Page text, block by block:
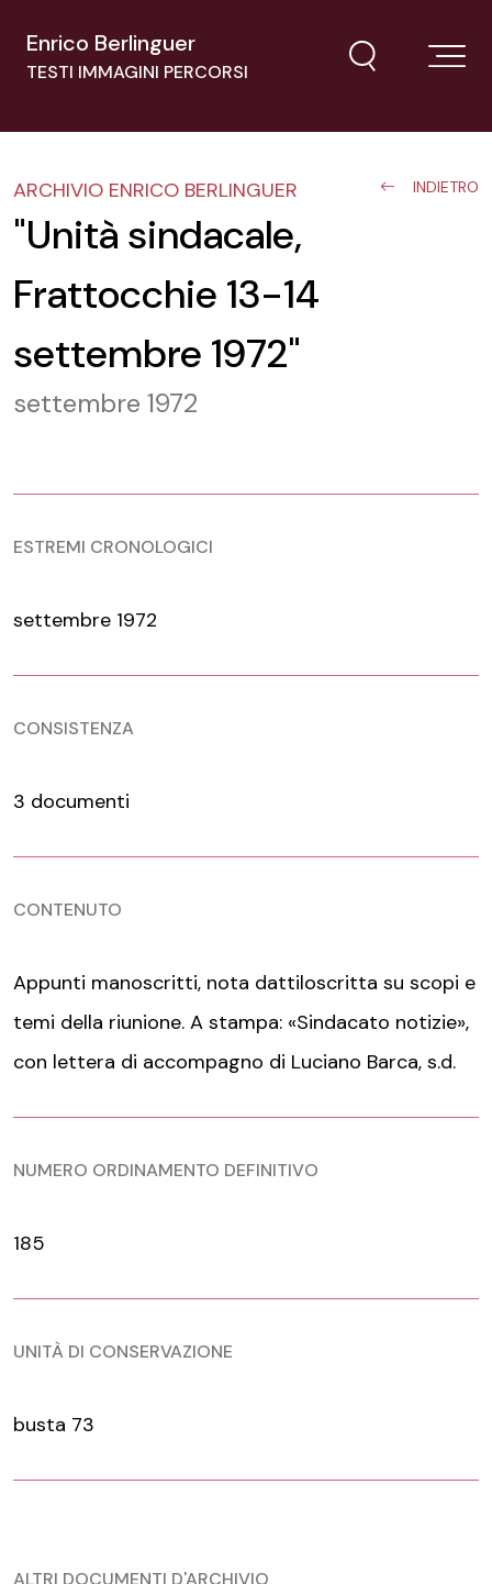
Enrico Berlinguer
TESTI IMMAGINI PERCORSI
ARCHIVIO ENRICO BERLINGUER INDIETRO
"Unità sindacale,
Frattocchie 13-14
settembre 1972"
settembre 1972
ESTREMI CRONOLOGICI
settembre 1972
CONSISTENZA
3 documenti
CONTENUTO
Appunti manoscritti, nota dattiloscritta su scopi e
temi della riunione. A stampa: «Sindacato notizie»,
con lettera di accompagno di Luciano Barca, s.d.
NUMERO ORDINAMENTO DEFINITIVO
185
UNITÀ DI CONSERVAZIONE
busta 73
ALTRI DOCUMENTI D'ARCHIVIO